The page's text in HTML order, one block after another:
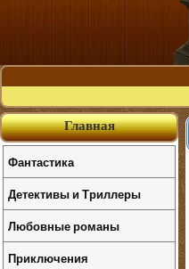
Главная
Фантастика
Детективы и Триллеры
Любовные романы
Приключения